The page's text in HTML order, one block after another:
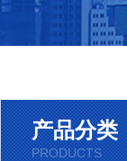
产品分类
PRODUCTS